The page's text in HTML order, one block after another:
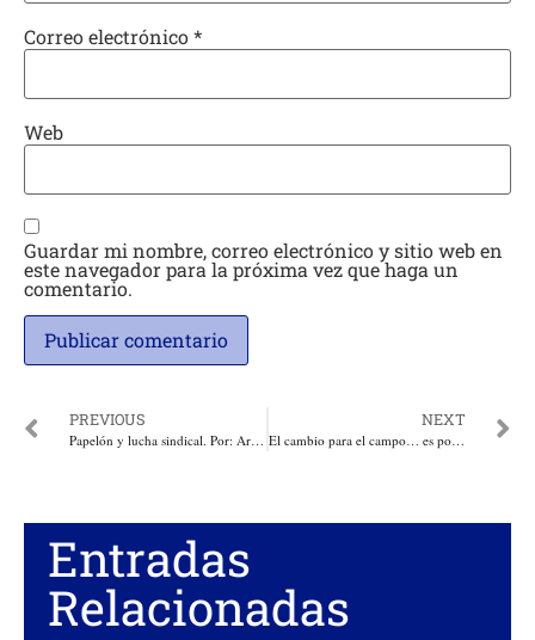
Correo electrónico*
Web
Guardar mi nombre, correo electrónico y sitio web en
este navegador para la próxima vez que haga un
comentario.
PREVIOUS
Papelón y lucha sindical. Por: Ariel peña
NEXT
El cambio para el campo… es posible. Por: José Félix Lafaurie
Entradas
Relacionadas